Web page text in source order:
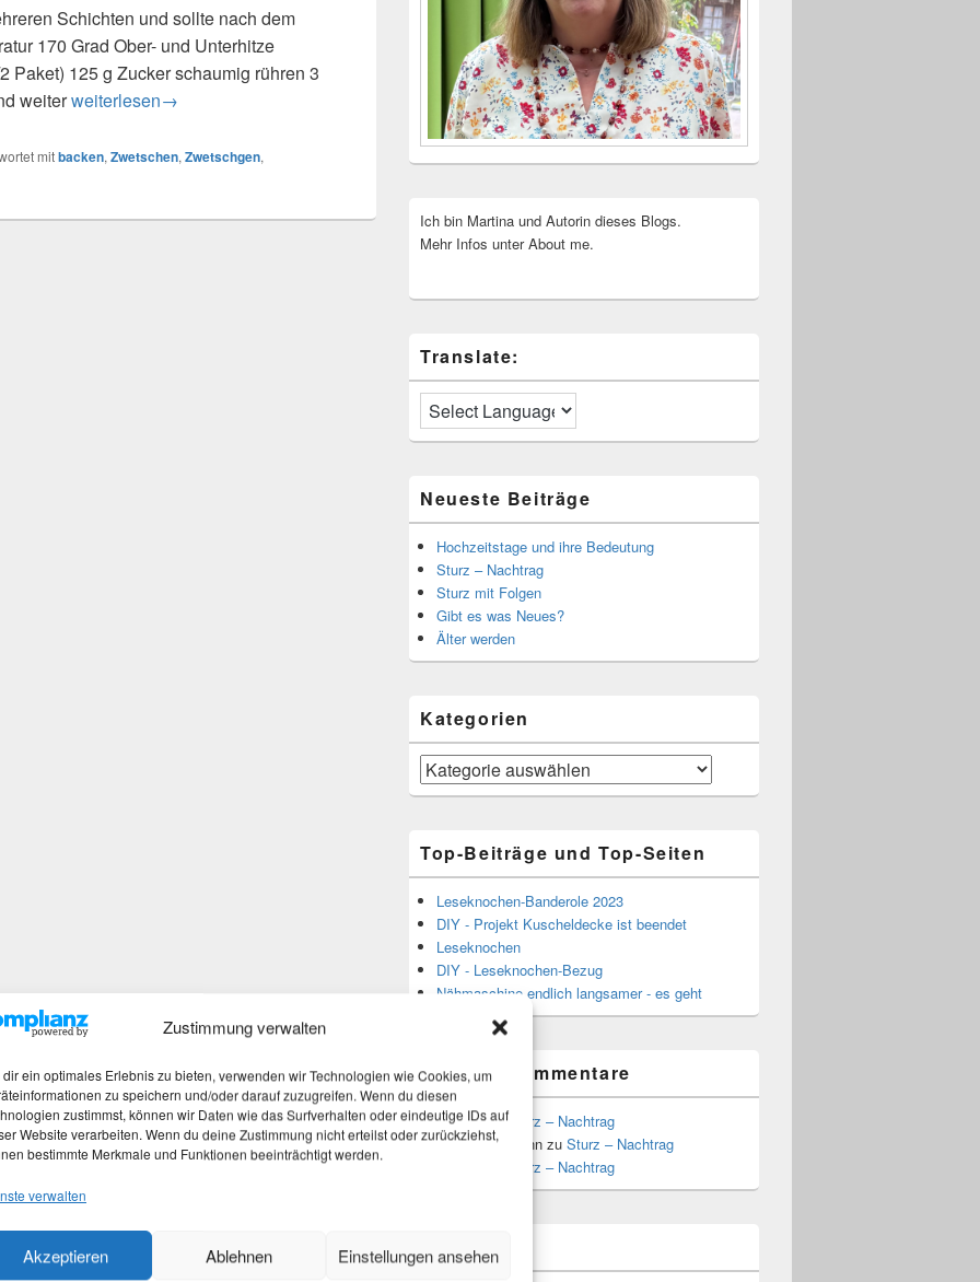
Zustimmung verwalten
dir ein optimales Erlebnis zu bieten, verwenden wir Technologien wie Cookies, um
zu speichern und/oder darauf zuzugreifen. Wenn du diesen
zustimmst, können wir Daten wie das Surfverhalten oder eindeutige IDs auf
Website verarbeiten. Wenn du deine Zustimmung nicht erteilst oder zurückziehst,
bestimmte Merkmale und Funktionen beeinträchtigt werden.
verwalten
Akzeptieren Ablehnen Einstellungen ansehen
Schichten und sollte nach dem
170 Grad Ober- und Unterhitze
Paket) 125 g Zucker schaumig rühren 3
weiterZwetschgenkuchen – Zwetschenkuchen
weiterlesen→
mitbacken, Zwetschen, Zwetschgen,
Ich bin Martina und Autorin dieses Blogs.
Mehr Infos unter About me.
Translate:
Neueste Beiträge
Hochzeitstage und ihre Bedeutung
Sturz – Nachtrag
Sturz mit Folgen
Gibt es was Neues?
Älter werden
Kategorien
Kategorien
Top-Beiträge und Top-Seiten
Leseknochen-Banderole 2023
DIY - Projekt Kuscheldecke ist beendet
Leseknochen
DIY - Leseknochen-Bezug
Nähmaschine endlich langsamer - es geht
Neueste Kommentare
MartinazuSturz – Nachtrag
Stefan Hoffmann zu Sturz – Nachtrag
Sturz – Nachtrag
Themen